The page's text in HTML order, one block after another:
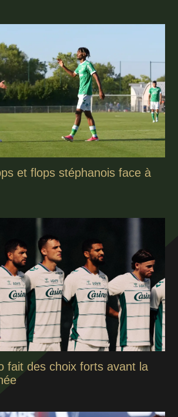
et flops stéphanois face à
fait des choix forts avant la